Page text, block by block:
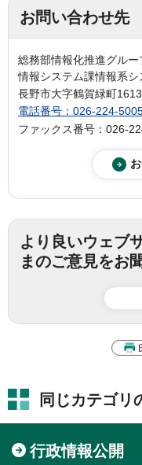
お問い合わせ先
総務部情報化推進グルー
情報システム課情報系シ
長野市大字鶴賀緑町
電話番号：026-224-
ファックス番号：026-
より良いウェブ
まのご意見をお
同じカテゴリ
行政情報公開